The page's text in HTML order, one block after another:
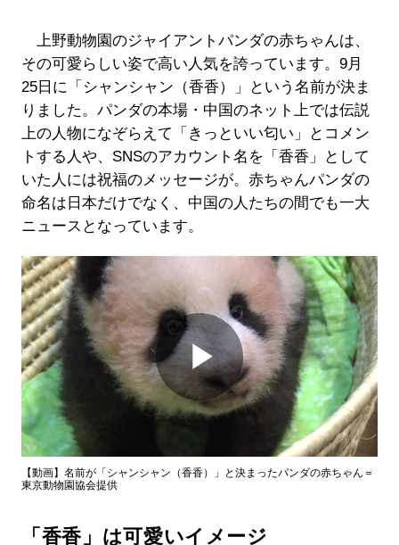
上野動物園のジャイアントパンダの赤ちゃんは、
その可愛らしい姿で高い人気を誇っています。9月
25日に「シャンシャン（香香）」という名前が決ま
りました。パンダの本場・中国のネット上では伝説
上の人物になぞらえて「きっといい匂い」とコメン
トする人や、SNSのアカウント名を「香香」として
いた人には祝福のメッセージが。赤ちゃんパンダの
命名は日本だけでなく、中国の人たちの間でも一大
ニュースとなっています。
Play
Video
【動画】名前が「シャンシャン（香香）」と決まったパンダの赤ちゃん＝
東京動物園協会提供
「香香」は可愛いイメージ